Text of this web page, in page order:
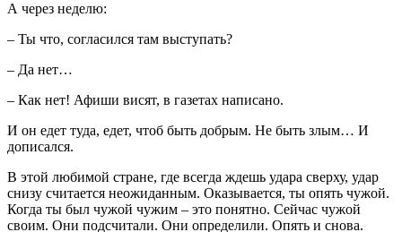
А через неделю:
– Ты что, согласился там выступать?
– Да нет…
– Как нет! Афиши висят, в газетах написано.
И он едет туда, едет, чтоб быть добрым. Не быть злым… И
дописался.
В этой любимой стране, где всегда ждешь удара сверху, удар
снизу считается неожиданным. Оказывается, ты опять чужой.
Когда ты был чужой чужим – это понятно. Сейчас чужой
своим. Они подсчитали. Они определили. Опять и снова.